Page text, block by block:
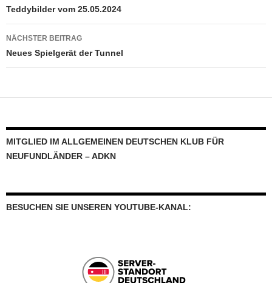
Teddybilder vom 25.05.2024
NÄCHSTER BEITRAG
Neues Spielgerät der Tunnel
MITGLIED IM ALLGEMEINEN DEUTSCHEN KLUB FÜR
NEUFUNDLÄNDER – ADKN
BESUCHEN SIE UNSEREN YOUTUBE-KANAL: